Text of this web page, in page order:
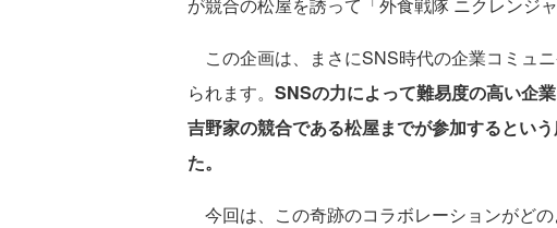
この企画は、まさにSNS時代の企業コミュ
られます。 SNSの力によって難易度の高い企
吉野家の競合である松屋までが参加するとい
た。
今回は、この奇跡のコラボレーションがど